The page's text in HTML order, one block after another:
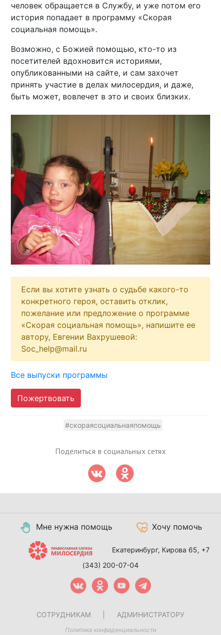
человек обращается в Службу, и уже потом его
история попадает в программу «Скорая
социальная помощь».
Возможно, с Божией помощью, кто-то из
посетителей вдохновится историями,
опубликованными на сайте, и сам захочет
принять участие в делах милосердия, и даже,
быть может, вовлечет в это и своих близких.
Если вы хотите узнать о судьбе какого-то
конкретного героя, оставить отклик,
пожелание или предложение о программе
«Скорая социальная помощь», напишите ее
автору, Евгении Вахрушевой:
Soc_help@mail.ru
Все выпуски программы
Пожертвовать
#скораясоциальнаяпомощь
Поделиться в социальных сетях
Мне нужна помощь Хочу помочь
Екатеринбург, Кирова 65, +7
(343) 200-07-04
СОТРУДНИКАМ АДМИНИСТРАТОРУ
Политика конфиденциальности